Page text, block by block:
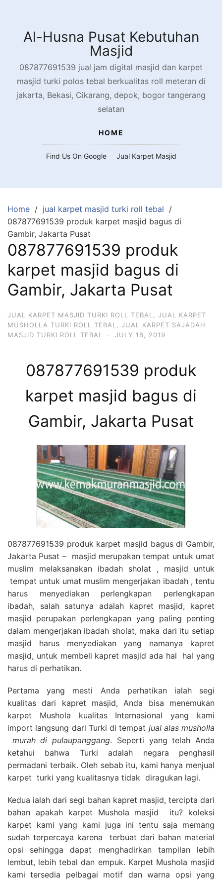
contentAl-Husna Pusat Kebutuhan
Masjid
087877691539 jual jam digital masjid dan karpet
masjid turki polos tebal berkualitas roll meteran di
jakarta, Bekasi, Cikarang, depok, bogor tangerang
selatan
HOME
Find Us On Google Jual Karpet Masjid
Home
jual karpet masjid turki roll tebal
087877691539 produk karpet masjid bagus di
Gambir, Jakarta Pusat
087877691539 produk
karpet masjid bagus di
Gambir, Jakarta Pusat
JUAL KARPET MASJID TURKI ROLL TEBAL
JUAL KARPET
MUSHOLLA TURKI ROLL TEBAL
JUAL KARPET SAJADAH
MASJID TURKI ROLL TEBAL
· JULY 18, 2019
087877691539 produk
karpet masjid bagus di
Gambir, Jakarta Pusat
087877691539 produk karpet masjid bagus di Gambir,
Jakarta Pusat – masjid merupakan tempat untuk umat
muslim melaksanakan ibadah sholat , masjid untuk
tempat untuk umat muslim mengerjakan ibadah , tentu
harus menyediakan perlengkapan perlengkapan
ibadah, salah satunya adalah kapret masjid, kapret
masjid perupakan perlengkapan yang paling penting
dalam mengerjakan ibadah sholat, maka dari itu setiap
masjid harus menyediakan yang namanya kapret
masjid, untuk membeli kapret masjid ada hal hal yang
harus di perhatikan.
Pertama yang mesti Anda perhatikan ialah segi
kualitas dari kapret masjid, Anda bisa menemukan
karpet Mushola kualitas Internasional yang kami
import langsung dari Turki di tempat jual alas musholla
murah di pulaupanggang. Seperti yang telah Anda
ketahui bahwa Turki adalah negara penghasil
permadani terbaik. Oleh sebab itu, kami hanya menjual
karpet turki yang kualitasnya tidak diragukan lagi.
Kedua ialah dari segi bahan kapret masjid, tercipta dari
bahan apakah karpet Mushola masjid itu? koleksi
karpet kami yang kami juga ini tentu saja memang
sudah terpercaya karena terbuat dari bahan material
opsi sehingga dapat menghadirkan tampilan lebih
lembut, lebih tebal dan empuk. Karpet Mushola masjid
kami tersedia pelbagai motif dan warna opsi yang